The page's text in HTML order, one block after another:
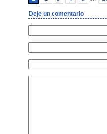
Deje un comentario